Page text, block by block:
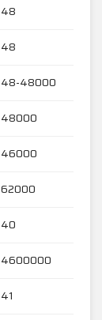
48
48
48-48000
48000
46000
62000
40
4600000
41